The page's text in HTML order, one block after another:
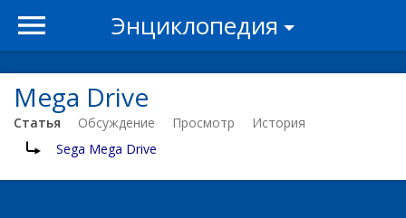
Энциклопедия
Mega Drive
Статья Обсуждение Просмотр
История
Перенаправление на:
Sega Mega Drive